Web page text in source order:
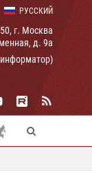
РУССКИЙ
г. Москва
д. 9а